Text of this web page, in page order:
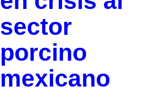
sector
porcino
mexicano